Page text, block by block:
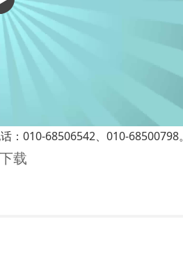
：010-68506542、010-68500798。
载